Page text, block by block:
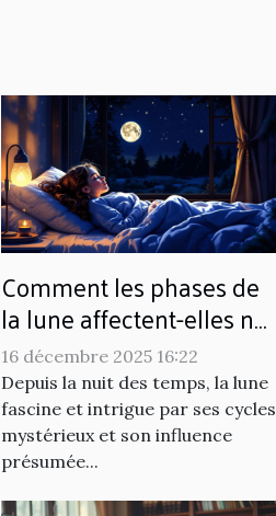
Comment les phases de
la lune affectent-elles nos
habitudes de sommeil ?
16 décembre 2025 16:22
Depuis la nuit des temps, la lune
fascine et intrigue par ses cycles
mystérieux et son influence
présumée...